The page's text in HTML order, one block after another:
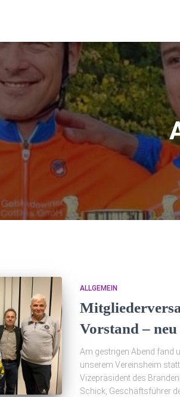
ALLGEMEIN
Vorstand –
Am gestrigen Abend fand
unserem Vereinsheim
Vizepräsident des
Schick, Geschäftsführer